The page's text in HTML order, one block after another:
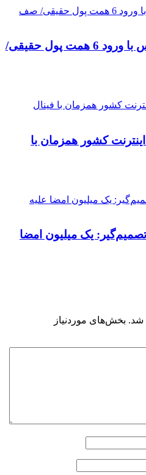
رشد 130 هزار واحدی بورس با ورود 6 همت پول حقیقی/
کشور همزمان با
یک میلیون امضا
شد. بخش‌های موردنیاز